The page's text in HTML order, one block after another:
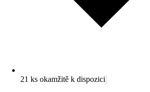
21 ks okamžitě k dispozici